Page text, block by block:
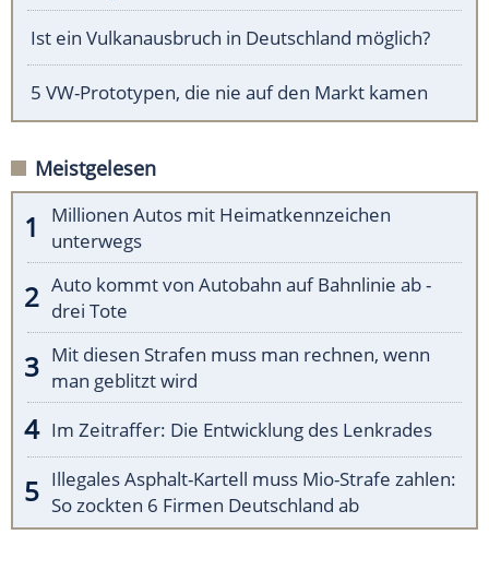
Ist ein Vulkanausbruch in Deutschland möglich?
5 VW-Prototypen, die nie auf den Markt kamen
Meistgelesen
Millionen Autos mit Heimatkennzeichen
unterwegs
Auto kommt von Autobahn auf Bahnlinie ab -
drei Tote
Mit diesen Strafen muss man rechnen, wenn
man geblitzt wird
Im Zeitraffer: Die Entwicklung des Lenkrades
Illegales Asphalt-Kartell muss Mio-Strafe zahlen:
So zockten 6 Firmen Deutschland ab